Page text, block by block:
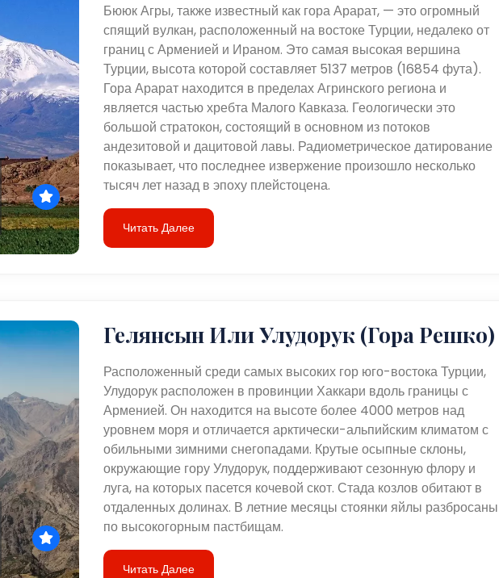
Бююк Агры, также известный как гора Арарат, — это огромный
спящий вулкан, расположенный на востоке Турции, недалеко от
границ с Арменией и Ираном. Это самая высокая вершина
Турции, высота которой составляет 5137 метров (16854 фута).
Гора Арарат находится в пределах Агринского региона и
является частью хребта Малого Кавказа. Геологически это
большой стратокон, состоящий в основном из потоков
андезитовой и дацитовой лавы. Радиометрическое датирование
показывает, что последнее извержение произошло несколько
тысяч лет назад в эпоху плейстоцена.
Читать Далее
Гелянсын Или Улудорук (гора Решко)
Расположенный среди самых высоких гор юго-востока Турции,
Улудорук расположен в провинции Хаккари вдоль границы с
Арменией. Он находится на высоте более 4000 метров над
уровнем моря и отличается арктически-альпийским климатом с
обильными зимними снегопадами. Крутые осыпные склоны,
окружающие гору Улудорук, поддерживают сезонную флору и
луга, на которых пасется кочевой скот. Стада козлов обитают в
отдаленных долинах. В летние месяцы стоянки яйлы разбросаны
по высокогорным пастбищам.
Читать Далее